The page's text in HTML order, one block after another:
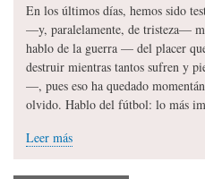
En los últimos días, hemos sido
—y, paralelamente, de tristeza—
hablo de la guerra — del placer
destruir mientras tantos sufren y
—, pues eso ha quedado
olvido. Hablo del fútbol: lo más
Leer más